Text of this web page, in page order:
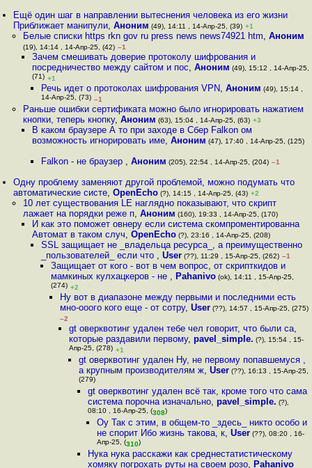
Ещё один шаг в направлении вытеснения человека из его жизни
Приближает манипули,Аноним (49), 14:11 , 14-Апр-25, (39) +1
Белые списки https rkn gov ru press news news74921 htm, Аноним
(19), 14:14 , 14-Апр-25, (42) –1
Зачем смешивать доверие протоколу шифрования и
посредничество между сайтом и пос, Аноним (49), 15:12 , 14-Апр-25,
(71) +1
Речь идет о протоколах шифрования VPN,Аноним (49), 15:14 ,
14-Апр-25, (73) –1
Раньше ошибки сертификата можно было игнорировать нажатием
кнопки, теперь кнопку, Аноним (63), 15:04 , 14-Апр-25, (63) +3
В каком браузере А то при заходе в Сбер Falkon ом
возможность игнорировать име, Аноним (47), 17:40 , 14-Апр-25, (125)
Falkon - не браузер ,Аноним (205), 22:54 , 14-Апр-25, (204) –1
Одну проблему заменяют другой проблемой, можно подумать что
автоматические систе,OpenEcho (?), 14:15 , 14-Апр-25, (43) +2
10 лет существования LE наглядно показывают, что скрипт
лажает на порядки реже п, Аноним (160), 19:33 , 14-Апр-25, (170)
И как это поможет овнеру если система скомпроментированна
Автомат в таком случ, OpenEcho(?), 23:16 , 14-Апр-25, (208)
SSL защищает не _владельца ресурса_, а преимущественно
_пользователей_ если что ,User (??), 11:29 , 15-Апр-25, (262) –1
Защищает от кого - вот в чем вопрос, от скрипткидов и
мамкиных кулхацкеров - не , Pahanivo(ok), 14:11 , 15-Апр-25,
(274) +2
Ну вот в диапазоне между первыми и последними есть
мно-ооого кого еще - от сотру, User(??), 14:57 , 15-Апр-25, (275)
–2
gt оверквотинг удален тебе чел говорит, что были ca,
которые раздавили первому,pavel_simple. (?), 15:54 , 15-
Апр-25, (278) +1
gt оверквотинг удален Ну, не первому попавшемуся ,
а крупным производителям ж, User(??), 16:13 , 15-Апр-25,
(279)
gt оверквотинг удален всё так, кроме того что сама
система порочна изначально, pavel_simple. (?),
08:10 , 16-Апр-25, (308)
Оу Так с этим, в общем-то _здесь_ никто особо и
не спорит Ибо жизнь такова, к,User (??), 08:20 , 16-
Апр-25, (310)
Нука нука расскажи как среднестатистическому
хомяку погрохать руты на своем розо, Pahanivo